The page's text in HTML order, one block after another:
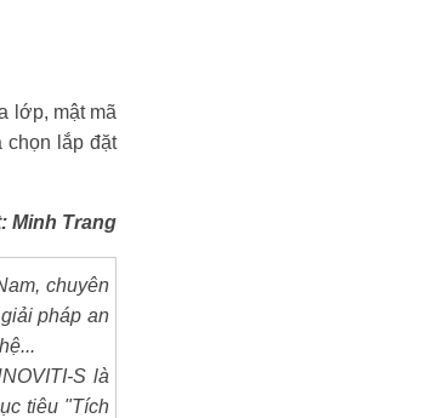
lớp, mật mã
chọn lắp đặt
Minh Trang
chuyên
pháp an
S là
tiêu "Tích